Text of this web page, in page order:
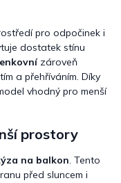
pro odpočinek i
dostatek stínu
zároveň
a přehříváním. Díky
vhodný pro menší
prostory
na balkon. Tento
před sluncem i